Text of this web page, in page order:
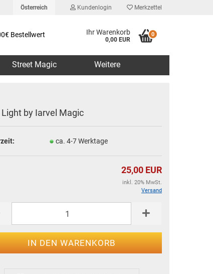
Österreich Kundenlogin Merkzettel
Bestellwert Ihr Warenkorb
0,00 EUR
0
Street Magic Weitere
Light by Iarvel Magic
ca. 4-7 Werktage
25,00 EUR
inkl. 20% MwSt.
Versand